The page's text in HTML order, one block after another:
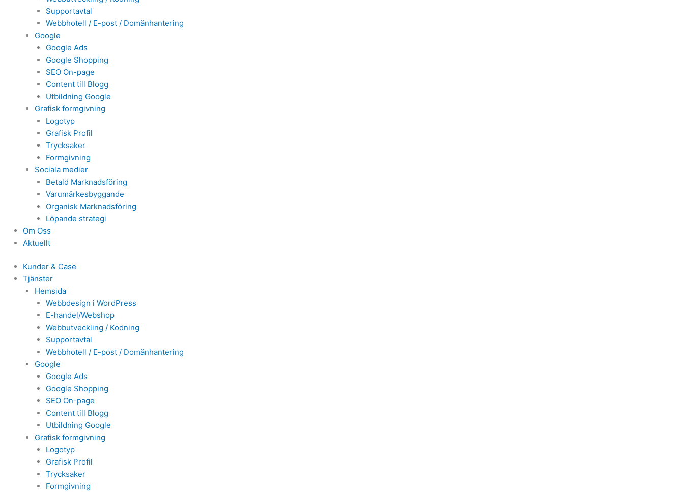
Supportavtal
Webbhotell / E-post / Domänhantering
Google
Google Ads
Google Shopping
SEO On-page
Content till Blogg
Utbildning Google
Grafisk formgivning
Logotyp
Grafisk Profil
Trycksaker
Formgivning
Sociala medier
Betald Marknadsföring
Varumärkesbyggande
Organisk Marknadsföring
Löpande strategi
Om Oss
Aktuellt
Kunder & Case
Tjänster
Hemsida
Webbdesign i WordPress
E-handel/Webshop
Webbutveckling / Kodning
Supportavtal
Webbhotell / E-post / Domänhantering
Google
Google Ads
Google Shopping
SEO On-page
Content till Blogg
Utbildning Google
Grafisk formgivning
Logotyp
Grafisk Profil
Trycksaker
Formgivning